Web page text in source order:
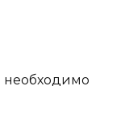
необходимо